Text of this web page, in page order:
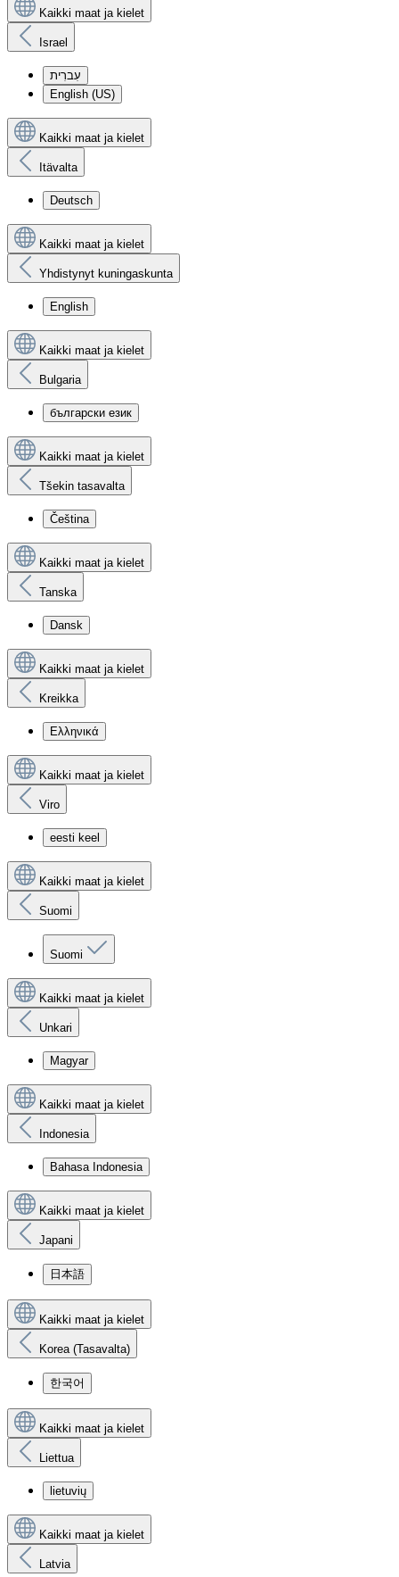
Kaikki maat ja kielet
Israel
עִברִית
English (US)
Kaikki maat ja kielet
Itävalta
Deutsch
Kaikki maat ja kielet
Yhdistynyt kuningaskunta
English
Kaikki maat ja kielet
Bulgaria
български език
Kaikki maat ja kielet
Tšekin tasavalta
Čeština
Kaikki maat ja kielet
Tanska
Dansk
Kaikki maat ja kielet
Kreikka
Ελληνικά
Kaikki maat ja kielet
Viro
eesti keel
Kaikki maat ja kielet
Suomi
Suomi
Kaikki maat ja kielet
Unkari
Magyar
Kaikki maat ja kielet
Indonesia
Bahasa Indonesia
Kaikki maat ja kielet
Japani
日本語
Kaikki maat ja kielet
Korea (Tasavalta)
한국어
Kaikki maat ja kielet
Liettua
lietuvių
Kaikki maat ja kielet
Latvia